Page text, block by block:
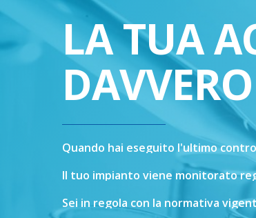
LA TUA
Quando hai eseguito l'ultimo
Il tuo impianto viene monitorato
Sei in regola con la normativa